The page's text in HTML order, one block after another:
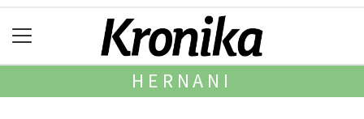
HERNANI